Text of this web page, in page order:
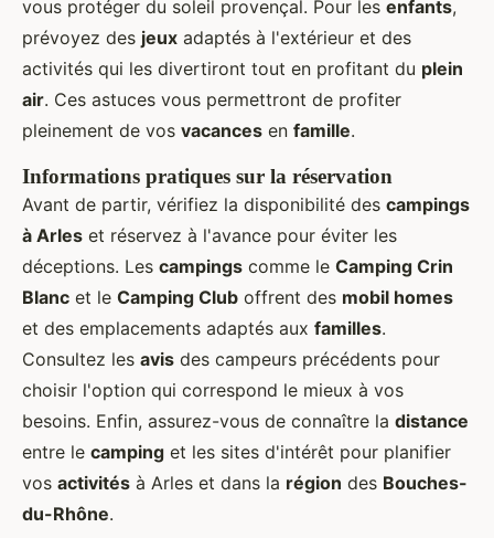
vous protéger du soleil provençal. Pour les enfants,
prévoyez des jeux adaptés à l'extérieur et des
activités qui les divertiront tout en profitant du plein
air. Ces astuces vous permettront de profiter
pleinement de vos vacances en famille.
Informations pratiques sur la réservation
Avant de partir, vérifiez la disponibilité des campings
à Arles et réservez à l'avance pour éviter les
déceptions. Les campings comme le Camping Crin
Blanc et le Camping Club offrent des mobil homes
et des emplacements adaptés aux familles.
Consultez les avis des campeurs précédents pour
choisir l'option qui correspond le mieux à vos
besoins. Enfin, assurez-vous de connaître la distance
entre le camping et les sites d'intérêt pour planifier
vos activités à Arles et dans la région des Bouches-
du-Rhône.